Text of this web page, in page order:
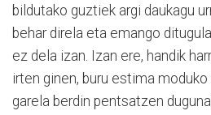
bildutako guztiek argi daukagu
behar direla eta emango
ez dela izan. Izan ere, handik
irten ginen, buru estima
garela berdin pentsatzen